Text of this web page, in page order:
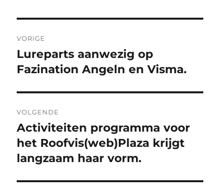
navigatie
VORIGE
Vorig
bericht:
Lureparts aanwezig op
Fazination Angeln en Visma.
VOLGENDE
Volgend
bericht:
Activiteiten programma voor
het Roofvis(web)Plaza krijgt
langzaam haar vorm.